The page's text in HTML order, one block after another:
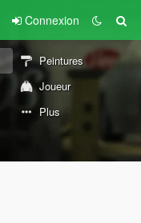
Connexion
Peintures
Joueur
Plus